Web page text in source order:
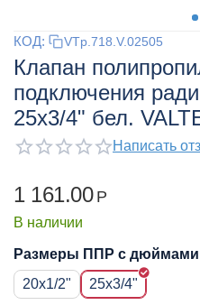
КОД: VTp.718.V.02505
Клапан
подключения
25x3/4" бел.
Написать
1 161.00 Р
В наличии
Размеры ППР с
20x1/2"
25x3/4"